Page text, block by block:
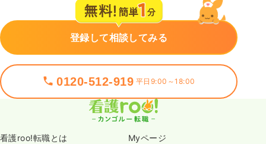
登録して相談してみる
0120-512-919 平日9:00～18:00
看護roo!転職とは Myページ